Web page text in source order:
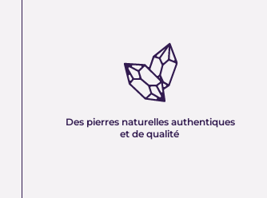
Des pierres naturelles authentiques
et de qualité
AUTHENTIQUES ET DE QUALITÉ :
Nous sélectionnons rigoureusement nos
minéraux pour vous offrir des pierres 100 %
pure. Chaque cristal est choisi pour sa beauté, sa
vibration et son authenticité afin de vous garantir